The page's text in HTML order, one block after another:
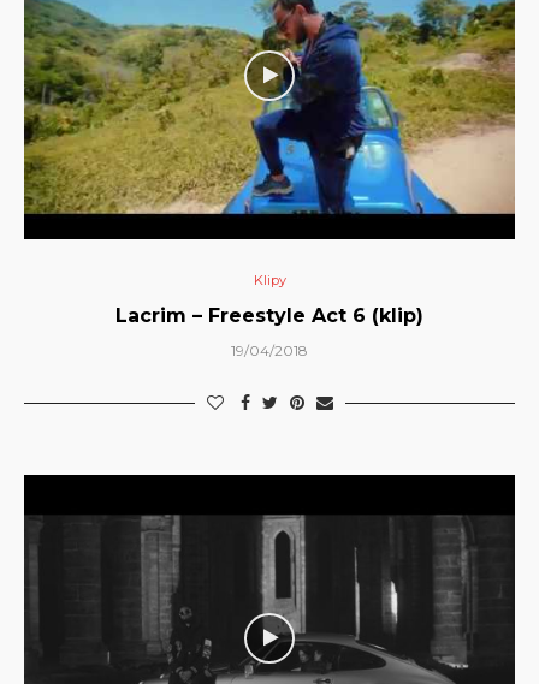
Klipy
Lacrim – Freestyle Act 6 (klip)
19/04/2018